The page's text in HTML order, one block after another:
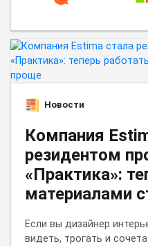
Новости
Компания
резидентом
«Практика»:
материалами
Если вы дизайнер
видеть, трогать и